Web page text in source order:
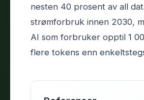
nesten 40 prosent av all
strømforbruk innen 2030,
AI som forbruker opptil 1
flere tokens enn